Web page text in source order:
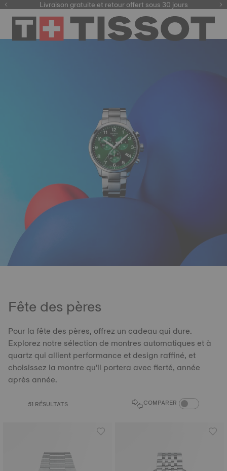
Livraison gratuite et retour offert sous 30 jours
Fête des pères
Pour la fête des pères, offrez un cadeau qui dure.
Explorez notre sélection de montres automatiques et à
quartz qui allient performance et design raffiné, et
choisissez la montre qu'il portera avec fierté, année
après année.
51 RÉSULTATS COMPARER COMPARER LES